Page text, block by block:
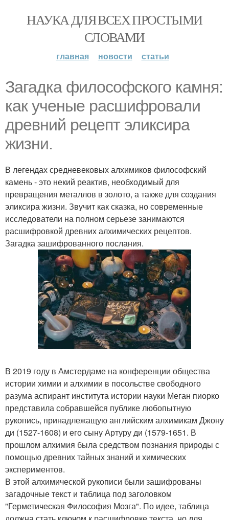
НАУКА ДЛЯ ВСЕХ ПРОСТЫМИ
СЛОВАМИ
главная новости статьи
Загадка философского камня:
как ученые расшифровали
древний рецепт эликсира
жизни.
В легендах средневековых алхимиков философский
камень - это некий реактив, необходимый для
превращения металлов в золото, а также для создания
эликсира жизни. Звучит как сказка, но современные
исследователи на полном серьезе занимаются
расшифровкой древних алхимических рецептов.
Загадка зашифрованного послания.
В 2019 году в Амстердаме на конференции общества
истории химии и алхимии в посольстве свободного
разума аспирант института истории науки Меган пиорко
представила собравшейся публике любопытную
рукопись, принадлежащую английским алхимикам Джону
ди (1527-1608) и его сыну Артуру ди (1579-1651. В
прошлом алхимия была средством познания природы с
помощью древних тайных знаний и химических
экспериментов.
В этой алхимической рукописи были зашифрованы
загадочные текст и таблица под заголовком
"Герметическая Философия Мозга". По идее, таблица